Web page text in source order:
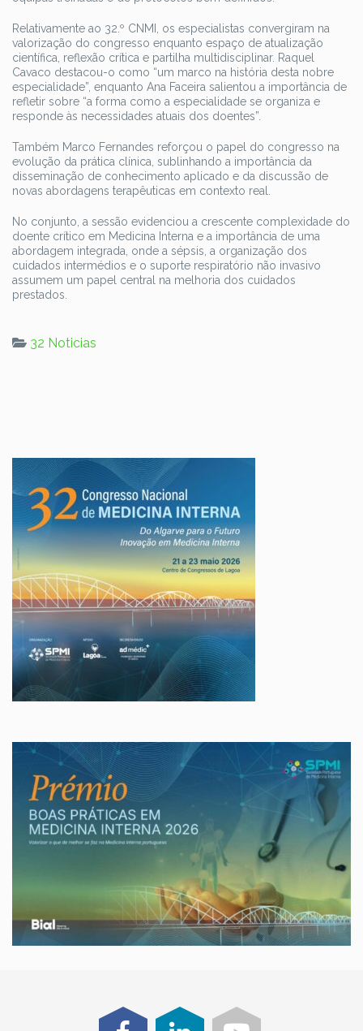
Relativamente ao 32.º CNMI, os especialistas convergiram na
valorização do congresso enquanto espaço de atualização
científica, reflexão crítica e partilha multidisciplinar. Raquel
Cavaco destacou-o como “um marco na história desta nobre
especialidade”, enquanto Ana Faceira salientou a importância de
refletir sobre “a forma como a especialidade se organiza e
responde às necessidades atuais dos doentes”.
Também Marco Fernandes reforçou o papel do congresso na
evolução da prática clínica, sublinhando a importância da
disseminação de conhecimento aplicado e da discussão de
novas abordagens terapêuticas em contexto real.
No conjunto, a sessão evidenciou a crescente complexidade do
doente crítico em Medicina Interna e a importância de uma
abordagem integrada, onde a sépsis, a organização dos
cuidados intermédios e o suporte respiratório não invasivo
assumem um papel central na melhoria dos cuidados
prestados.
32 Noticias